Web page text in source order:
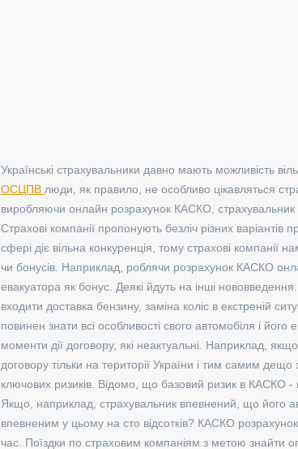
Українські страхувальники давно мають можливість
ОСЦПВ люди, як правило, не особливо цікавляться
виробляючи онлайн розрахунок КАСКО, страхувальник
Страхові компанії пропонують безліч різних варіантів
сфері діє вільна конкуренція, тому страхові компанії
чи бонусів. Наприклад, роблячи розрахунок КАСКО
евакуатора як бонус. Деякі йдуть на інші
входити доставка бензину, заміна коліс в екстреній
повинен знати всі особливості свого автомобіля і
моменти дії договору, які неактуальні. Наприклад,
договору тільки на території України і тим самим
ключових ризиків. Відомо, що базовий ризик в КАСКО -
Якщо, наприклад, страхувальник впевнений, що його
впевненим у цьому на сто відсотків? КАСКО
час. Поїздки по страховим компаніям з метою знайти